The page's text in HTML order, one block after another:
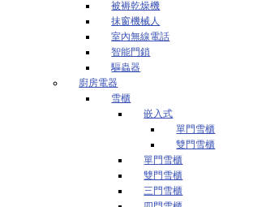
被褥乾燥機
抹窗機械人
室內無線電話
智能門鎖
驅蟲器
廚房電器
雪櫃
嵌入式
單門雪櫃
雙門雪櫃
單門雪櫃
雙門雪櫃
三門雪櫃